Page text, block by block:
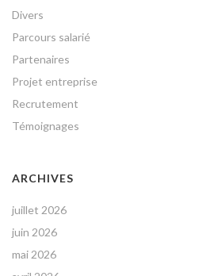
Divers
Parcours salarié
Partenaires
Projet entreprise
Recrutement
Témoignages
ARCHIVES
juillet 2026
juin 2026
mai 2026